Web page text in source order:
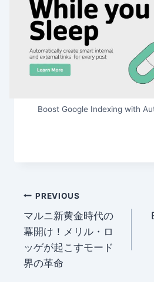
Boost Google Indexing with
Post
navigation
PREVIOUS
マルニ新黄金時代の
幕開け！メリル・ロ
ッゲが起こすモード
界の革命